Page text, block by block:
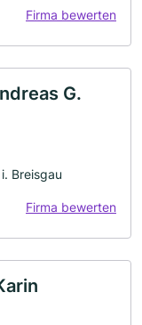
Firma bewerten
G.
Breisgau
Firma bewerten